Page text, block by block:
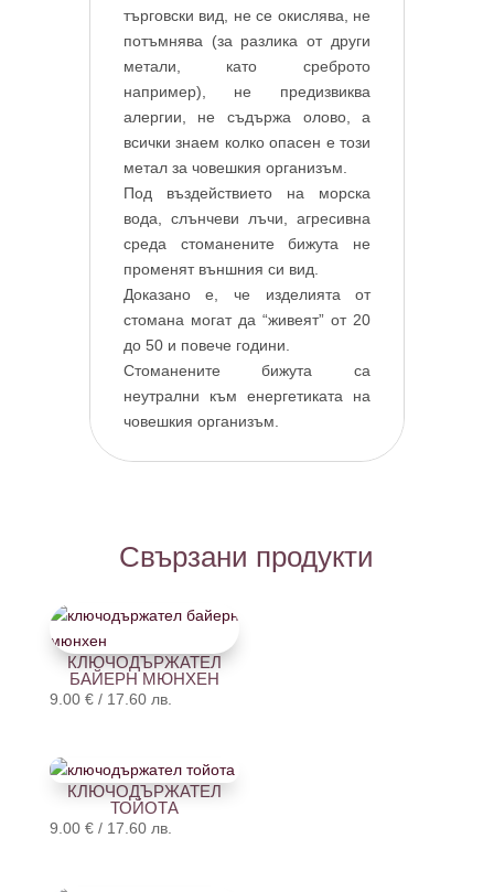
търговски вид, не се окислява, не
потъмнява (за разлика от други
метали, като среброто
например), не предизвиква
алергии, не съдържа олово, а
всички знаем колко опасен е този
метал за човешкия организъм.
Под въздействието на морска
вода, слънчеви лъчи, агресивна
среда стоманените бижута не
променят външния си вид.
Доказано е, че изделията от
стомана могат да “живеят” от 20
до 50 и повече години.
Стоманените бижута са
неутрални към енергетиката на
човешкия организъм.
Свързани продукти
КЛЮЧОДЪРЖАТЕЛ
БАЙЕРН МЮНХЕН
9.00 € / 17.60 лв.
КЛЮЧОДЪРЖАТЕЛ
ТОЙОТА
9.00 € / 17.60 лв.